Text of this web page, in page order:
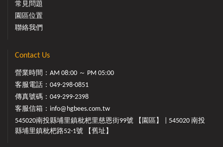
常見問題
園區位置
聯絡我們
Contact Us
營業時間：AM 08:00 ～ PM 05:00
客服電話： 049-298-0851
傳真號碼：049-299-2398
客服信箱： info@hgbees.com.tw
545020南投縣埔里鎮枇杷里慈恩街99號 【園區】 | 545020 南投
縣埔里鎮枇杷路52-1號 【舊址】